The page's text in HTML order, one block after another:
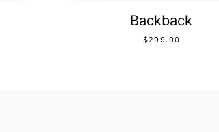
Backback
$299.00